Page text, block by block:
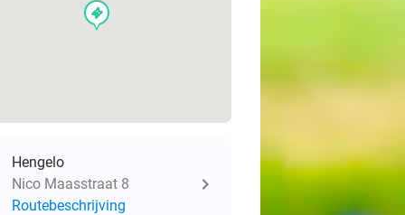
events
Hengelo
Nico Maasstraat 8
Routebeschrijving